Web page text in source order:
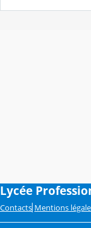
Lycée
Contacts Mentions